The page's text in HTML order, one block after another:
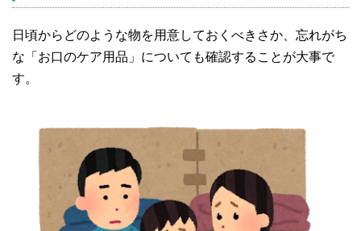
日頃からどのような物を用意しておくべきさか、忘れがち
な「お口のケア用品」についても確認することが大事で
す。